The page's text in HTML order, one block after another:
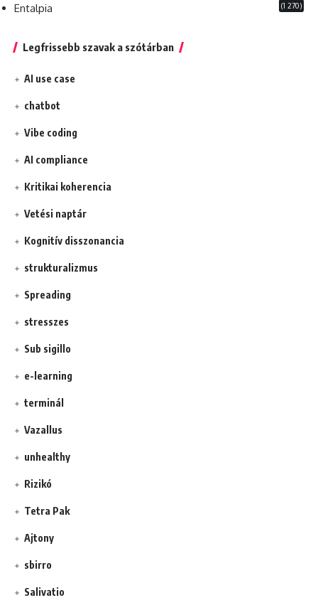
Entalpia (1 270)
Legfrissebb szavak a szótárban
AI use case
chatbot
Vibe coding
AI compliance
Kritikai koherencia
Vetési naptár
Kognitív disszonancia
strukturalizmus
Spreading
stresszes
Sub sigillo
e-learning
terminál
Vazallus
unhealthy
Rizikó
Tetra Pak
Ajtony
sbirro
Salivatio